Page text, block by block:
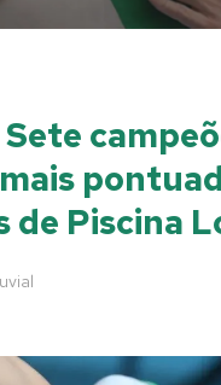
de Piscina